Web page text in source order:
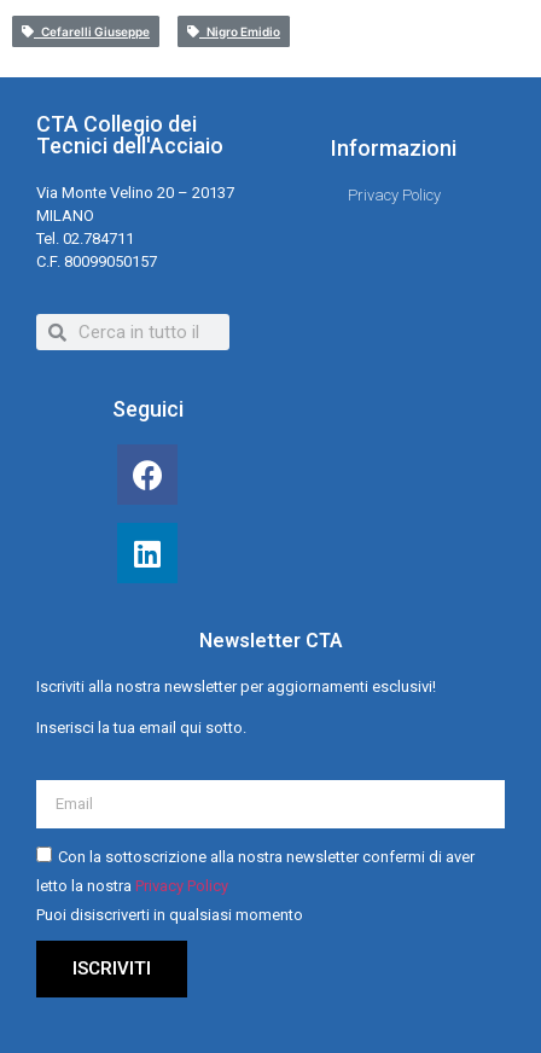
Cefarelli Giuseppe Nigro Emidio
CTA Collegio dei
Tecnici dell'Acciaio
Via Monte Velino 20 – 20137
MILANO
Tel. 02.784711
C.F. 80099050157
Informazioni
Privacy Policy
Seguici
Newsletter CTA
Iscriviti alla nostra newsletter per aggiornamenti esclusivi!
Inserisci la tua email qui sotto.
Con la sottoscrizione alla nostra newsletter confermi di aver
letto la nostra Privacy Policy
Puoi disiscriverti in qualsiasi momento
ISCRIVITI